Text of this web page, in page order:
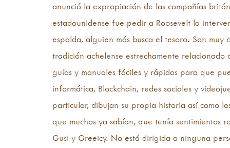
anunció la expropiación de las compañías
estadounidense fue pedir a Roosevelt la
espalda, alguien más busca el tesoro. Son
tradición achelense estrechamente
guías y manuales fáciles y rápidos para que
informática, Blockchain, redes sociales y
particular, dibujan su propia historia así como
que muchos ya sabían, que tenía sentimientos
Gusi y Greeicy. No está dirigida a ninguna